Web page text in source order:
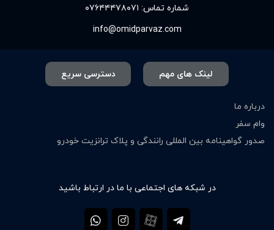
شماره تماس: ۰۷۶۴۴۴۷۸۰۷۱
info@omidparvaz.com
لینک های مهم دسترسی سریع
درباره ما
وام سفر
صدور گواهینامه بین المللی رانندگی و پلاک ترانزیت خودرو
در شبکه های اجتماعی با ما در ارتباط باشید